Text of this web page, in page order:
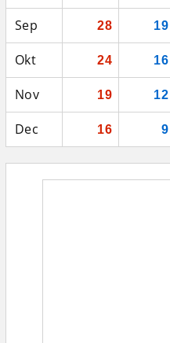
Sep 28 19
Okt 24 16
Nov 19 12
Dec 16 9